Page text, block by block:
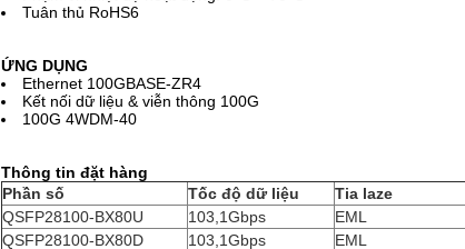
Tuân thủ RoHS6
ỨNG DỤNG
Ethernet 100GBASE-ZR4
Kết nối dữ liệu & viễn thông 100G
100G 4WDM-40
Thông tin đặt hàng
Phần số
Tốc độ dữ liệu Tia laze
QSFP28100-BX80U
103,1Gbps EML
QSFP28100-BX80D
103,1Gbps EML